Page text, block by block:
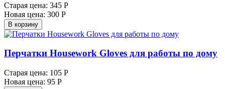
Старая цена: 345 Р
Новая цена: 300 Р
В корзину
Перчатки Housework Gloves для работы по дому
Старая цена: 105 Р
Новая цена: 95 Р